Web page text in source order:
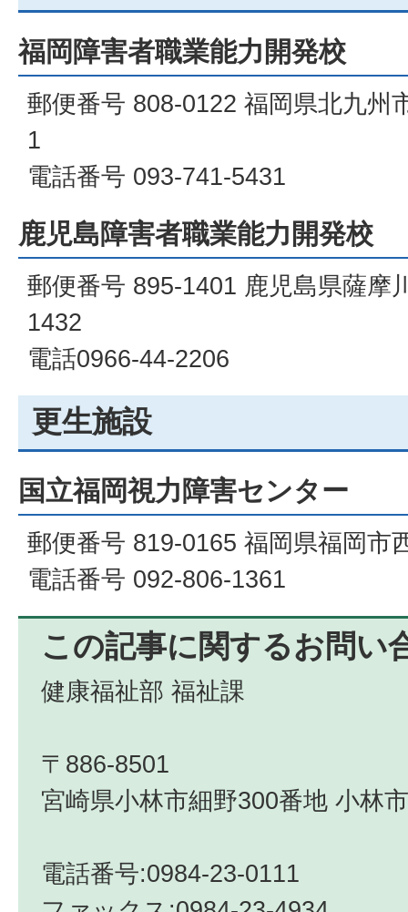
福岡障害者職業能力開発校
郵便番号 808-0122 福岡県北九州
1
電話番号 093-741-5431
鹿児島障害者職業能力開発校
郵便番号 895-1401 鹿児島県薩摩
1432
電話0966-44-2206
更生施設
国立福岡視力障害センター
郵便番号 819-0165 福岡県福岡市
電話番号 092-806-1361
この記事に関するお問い
健康福祉部 福祉課
〒886-8501
宮崎県小林市細野300番地 小林
電話番号:0984-23-0111